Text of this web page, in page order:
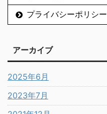
プライバシーポリシー
アーカイブ
2025年6月
2023年7月